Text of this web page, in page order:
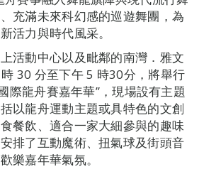
充滿未來科幻感的巡遊舞團，為
活力與時代風采。
活動中心以及毗鄰的南灣．雅文
30 分至下午 5 時30分，將舉行
際龍舟賽嘉年華”，現場設有主題
以龍舟運動主題或具特色的文創
餐飲、適合一家大細參與的趣味
排了互動魔術、扭氣球及街頭音
樂嘉年華氣氛。